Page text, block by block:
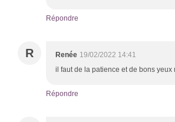
Répondre
R Renée 19/02/2022 14:41
il faut de la patience et de bons
Répondre